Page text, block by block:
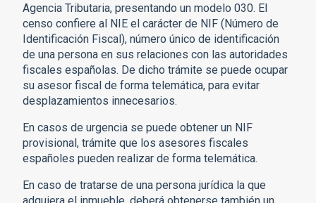
Agencia Tributaria, presentando un modelo 030. El
censo confiere al NIE el carácter de NIF (Número de
Identificación Fiscal), número único de identificación
de una persona en sus relaciones con las autoridades
fiscales españolas. De dicho trámite se puede ocupar
su asesor fiscal de forma telemática, para evitar
desplazamientos innecesarios.
En casos de urgencia se puede obtener un NIF
provisional, trámite que los asesores fiscales
españoles pueden realizar de forma telemática.
En caso de tratarse de una persona jurídica la que
adquiera el inmueble, deberá obtenerse también un